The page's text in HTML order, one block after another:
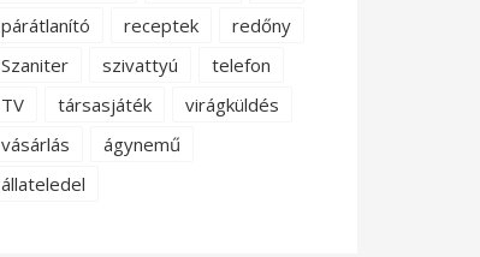
párátlanító
receptek
redőny
Szaniter
szivattyú
telefon
TV
társasjáték
virágküldés
vásárlás
ágynemű
állateledel